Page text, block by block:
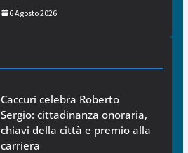
6 Agosto 2026
Caccuri celebra Roberto
Sergio: cittadinanza onoraria,
chiavi della città e premio alla
carriera